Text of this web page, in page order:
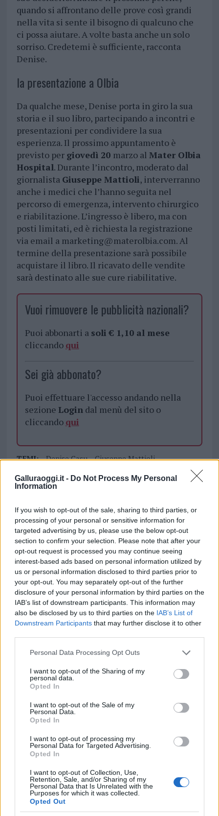
Galluraoggi.it - Do Not Process My Personal
Information
If you wish to opt-out of the sale, sharing to third parties, or
processing of your personal or sensitive information for
targeted advertising by us, please use the below opt-out
section to confirm your selection. Please note that after your
opt-out request is processed you may continue seeing
interest-based ads based on personal information utilized by
us or personal information disclosed to third parties prior to
your opt-out. You may separately opt-out of the further
disclosure of your personal information by third parties on the
IAB’s list of downstream participants. This information may
also be disclosed by us to third parties on the IAB’s List of
Downstream Participants that may further disclose it to other
Please note that this website/app uses one or more Google
not limited to your visit or usage behaviour. You may click to
grant or deny consent to Google and its third-party tags to
use your data for below specified purposes in below Google
consent section.
Personal Data Processing Opt Outs
I want to opt-out of the Sharing of my
personal data.
Opted In
I want to opt-out of the Sale of my
Personal Data.
Opted In
I want to opt-out of processing my
Personal Data for Targeted Advertising.
Opted In
I want to opt-out of Collection, Use,
Retention, Sale, and/or Sharing of my
Personal Data that Is Unrelated with the
Purposes for which it was collected.
Opted Out
quando si affrontano delle prove così grandi
nella vita si sente il bisogno di qualcuno che
ci possa aiutare. A volte basta anche un solo
sorriso. Credetemi è sufficiente, racconta
Denise.
la presentazione a Olbia
Da qualche mese, Denise porta in giro la sua
storia e il suo libro, partecipando a incontri e
presentazioni per condividere la sua
esperienza. Il prossimo appuntamento è
previsto per giovedì 20 marzo al Mater Olbia
Hospital. Durante l’incontro, moderato dal
giornalista Giuseppe Mattioli, interverranno
anche i medici che l’hanno seguita nel
percorso di emergenza, intervento chirurgico
e riabilitazione. L’ingresso è libero, ma con
posti limitati, ed è richiesta la registrazione
via email a marketing@materolbia.com. Al
termine della presentazione sarà possibile
acquistare il libro. Il ricavato delle vendite
sarà destinato alle sue cure riabilitative.
Vuoi rimuovere le pubblicità nazionali?
Puoi abbonarti a soli € 1,10 al mese
cliccando qui
Sei già abbonato?
Puoi effettuare l'accesso andando nella
sezione Logindal menù del sito o
cliccando qui
TEMI: Denise Casu
Giuseppe Mattioli
Medici Olbia
Notizie Monti
Notizie Olbia
Condividi l'articolo
F
a
ce
b
o
o
k
T
w
it
te
r
Pi
n
te
re
st
W
h
at
s
A
p
p
S
h
a
re
Articolo precedente
Prossimo articolo
NOTIZIE RECENTI
Migliori cliniche di estetica medicale avanzata
in Europa: classifica dei 5 centri di riferimento
pe…
l’inaugurazione
Andrea Mura conquista Palau: grande
partecipazione per il suo racconto
Calangianus, allarme sul centro accoglienza
minori, Albieri: “Episodi gravissimi”